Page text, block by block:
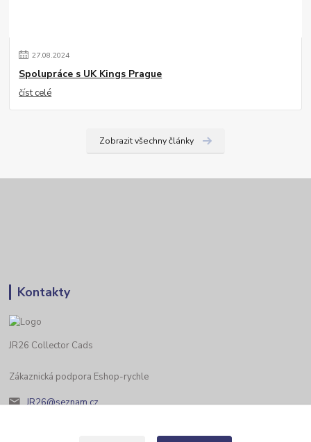
27.08.2024
Spolupráce s UK Kings Prague
číst celé
Zobrazit všechny články
Kontakty
JR26 Collector Cads
Zákaznická podpora Eshop-rychle
JR26@seznam.cz